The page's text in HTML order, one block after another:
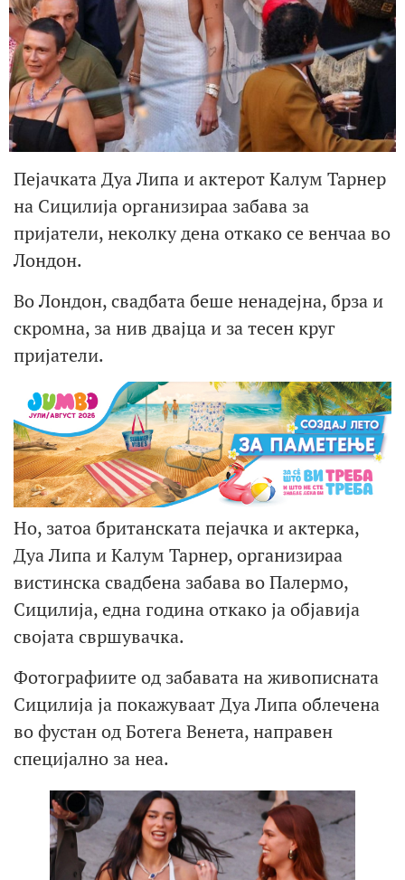
Пејачката Дуа Липа и актерот Калум Тарнер
на Сицилија организираа забава за
пријатели, неколку дена откако се венчаа во
Лондон.
Во Лондон, свадбата беше ненадејна, брза и
скромна, за нив двајца и за тесен круг
пријатели.
Но, затоа британската пејачка и актерка,
Дуа Липа и Калум Тарнер, организираа
вистинска свадбена забава во Палермо,
Сицилија, една година откако ја објавија
својата свршувачка.
Фотографиите од забавата на живописната
Сицилија ја покажуваат Дуа Липа облечена
во фустан од Ботега Венета, направен
специјално за неа.